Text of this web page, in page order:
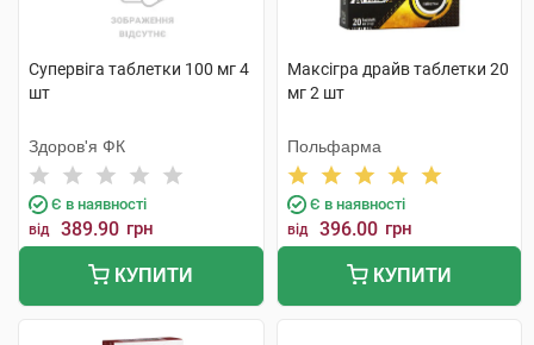
Супервіга таблетки 100 мг 4
шт
Здоров'я ФК
Є в наявності
від 389.90 грн
КУПИТИ
Максігра драйв таблетки 20
мг 2 шт
Польфарма
Є в наявності
від 396.00 грн
КУПИТИ